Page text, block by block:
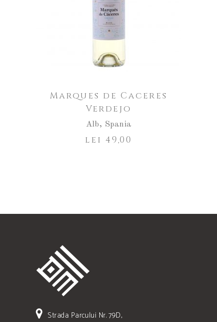
Marques de Caceres
Verdejo
Alb, Spania
lei 49,00
Strada Parcului Nr. 79D,